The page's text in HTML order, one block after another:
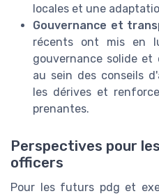
locales et une
Gouvernance et
récents ont mis en
gouvernance solide et
au sein des conseils
les dérives et
prenantes.
Perspectives pour
officers
Pour les futurs pdg et